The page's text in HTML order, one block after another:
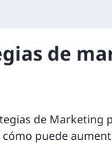
de
de Marketing
puede